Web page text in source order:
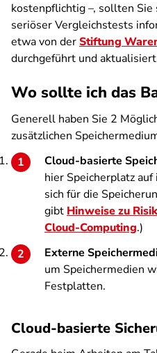
kostenpflichtig –, sollten Sie
seriöser Vergleichstests
etwa von derStiftung
durchgeführt und
Wo sollte ich das
Generell haben Sie 2
zusätzlichen
Cloud-basierte
hier Speicherplatz
sich für die
gibt Hinweise zu
Cloud-Computing.)
Externe
um Speichermedien
Festplatten.
Cloud-basierte